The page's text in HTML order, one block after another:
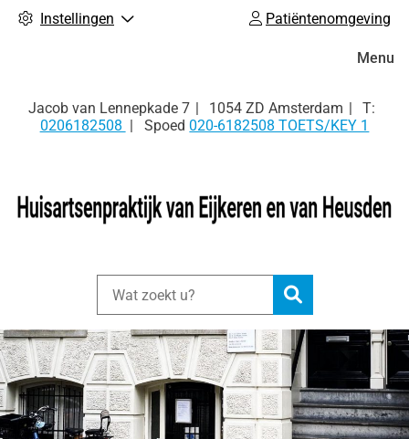
Instellingen Patiëntenomgeving
Jacob van Lennepkade 7 1054 ZD Amsterdam
0206182508
Spoed 020-6182508 TOETS/KEY 1
Zoeken
Menu